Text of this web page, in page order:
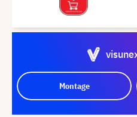
Montage